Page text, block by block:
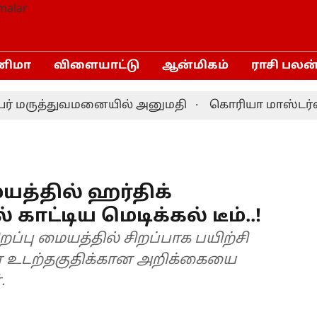
விளையாட்டு ஆன்மிகம் ராசி
அனுமதி கொரியா மாஸ்டர்ஸ்
ஹர்திக்
மெடிக்கல் டீம்..!
மையத்தில் சிறப்பாக பயிற்சி
அறிக்கையை